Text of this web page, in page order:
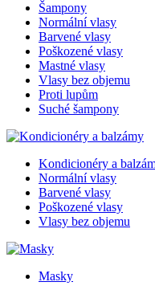
Šampony
Normální vlasy
Barvené vlasy
Poškozené vlasy
Mastné vlasy
Vlasy bez objemu
Proti lupům
Suché šampony
Kondicionéry a
Normální vlasy
Barvené vlasy
Poškozené vlasy
Vlasy bez objemu
Masky